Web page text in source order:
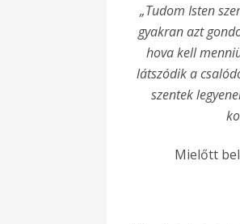
„Tudom Isten
gyakran azt
hova kell
látszódik a
szentek
Mielőtt